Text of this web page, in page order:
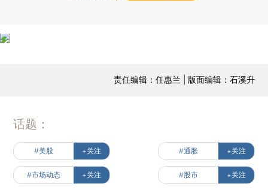
责任编辑：任惠兰 | 版面编辑：石溪升
话题：
#美股 +关注 #通胀 +关注
#市场动态 +关注 #股市 +关注